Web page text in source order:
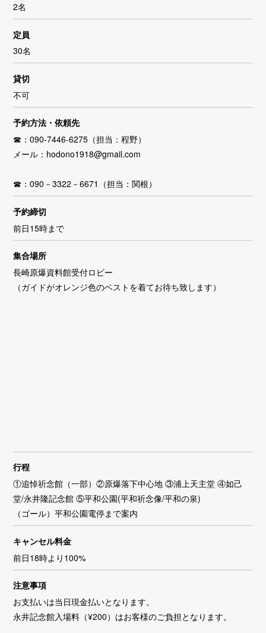
2名
定員
30名
貸切
不可
予約方法・依頼先
☎：090-7446-6275（担当：程野）
メール：hodono1918@gmail.com
☎：090－3322－6671（担当：関根）
予約締切
前日15時まで
集合場所
長崎原爆資料館受付ロビー
（ガイドがオレンジ色のベストを着てお待ち致します）
行程
①追悼祈念館（一部）②原爆落下中心地 ③浦上天主堂 ④如己
堂/永井隆記念館 ⑤平和公園(平和祈念像/平和の泉)
（ゴール）平和公園電停まで案内
キャンセル料金
前日18時より100%
注意事項
お支払いは当日現金払いとなります。
永井記念館入場料（¥200）はお客様のご負担となります。